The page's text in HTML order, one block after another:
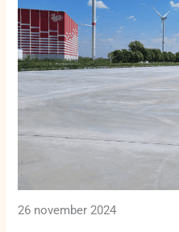
26 november 2024